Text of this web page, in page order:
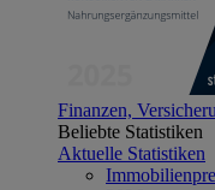
Finanzen,
Beliebte Statistiken
Aktuelle Statistiken